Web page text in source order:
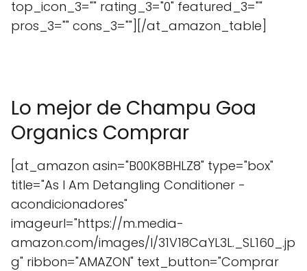
top_icon_3="" rating_3="0" featured_3=""
pros_3="" cons_3=""][/at_amazon_table]
Lo mejor de Champu Goa
Organics Comprar
[at_amazon asin="B00K8BHLZ8" type="box"
title="As I Am Detangling Conditioner -
acondicionadores"
imageurl="https://m.media-
amazon.com/images/I/31V18CaYL3L._SL160_.jp
g" ribbon="AMAZON" text_button="Comprar